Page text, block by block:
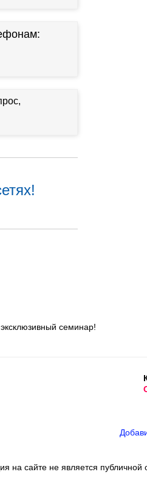
семинар!
на сайте не является публичной